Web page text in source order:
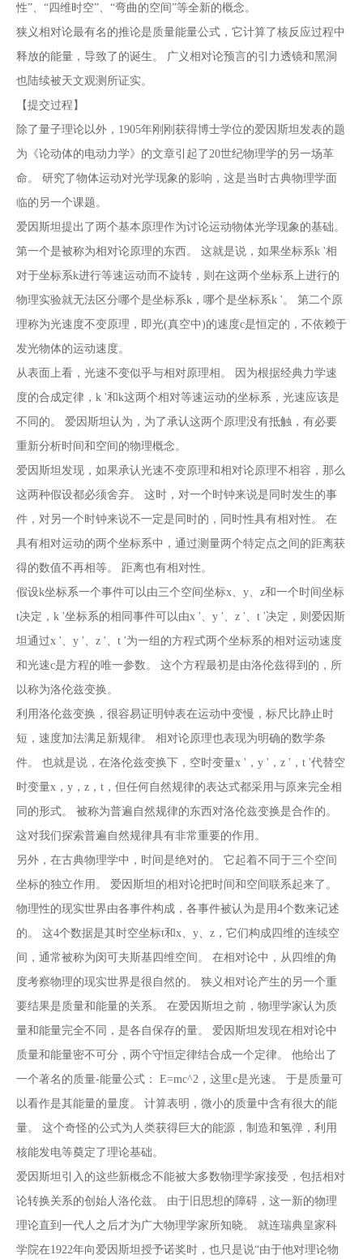
性”、“四维时空”、“弯曲的空间”等全新的概念。
狭义相对论最有名的推论是质量能量公式，它计算了核反应过程中
释放的能量，导致了的诞生。 广义相对论预言的引力透镜和黑洞
也陆续被天文观测所证实。
【提交过程】
除了量子理论以外，1905年刚刚获得博士学位的爱因斯坦发表的题
为《论动体的电动力学》的文章引起了20世纪物理学的另一场革
命。 研究了物体运动对光学现象的影响，这是当时古典物理学面
临的另一个课题。
爱因斯坦提出了两个基本原理作为讨论运动物体光学现象的基础。
第一个是被称为相对论原理的东西。 这就是说，如果坐标系k '相
对于坐标系k进行等速运动而不旋转，则在这两个坐标系上进行的
物理实验就无法区分哪个是坐标系k，哪个是坐标系k '。 第二个原
理称为光速度不变原理，即光(真空中)的速度c是恒定的，不依赖于
发光物体的运动速度。
从表面上看，光速不变似乎与相对原理相。 因为根据经典力学速
度的合成定律，k '和k这两个相对等速运动的坐标系，光速应该是
不同的。 爱因斯坦认为，为了承认这两个原理没有抵触，有必要
重新分析时间和空间的物理概念。
爱因斯坦发现，如果承认光速不变原理和相对论原理不相容，那么
这两种假设都必须舍弃。 这时，对一个时钟来说是同时发生的事
件，对另一个时钟来说不一定是同时的，同时性具有相对性。 在
具有相对运动的两个坐标系中，通过测量两个特定点之间的距离获
得的数值不再相等。 距离也有相对性。
假设k坐标系一个事件可以由三个空间坐标x、y、z和一个时间坐标
t决定，k '坐标系的相同事件可以由x '、y '、z '、t '决定，则爱因斯
坦通过x '、y '、z '、t '为一组的方程式两个坐标系的相对运动速度
和光速c是方程的唯一参数。 这个方程最初是由洛伦兹得到的，所
以称为洛伦兹变换。
利用洛伦兹变换，很容易证明钟表在运动中变慢，标尺比静止时
短，速度加法满足新规律。 相对论原理也表现为明确的数学条
件。 也就是说，在洛伦兹变换下，空时变量x '，y '，z '，t '代替空
时变量x，y，z，t，但任何自然规律的表达式都采用与原来完全相
同的形式。 被称为普遍自然规律的东西对洛伦兹变换是合作的。
这对我们探索普遍自然规律具有非常重要的作用。
另外，在古典物理学中，时间是绝对的。 它起着不同于三个空间
坐标的独立作用。 爱因斯坦的相对论把时间和空间联系起来了。
物理性的现实世界由各事件构成，各事件被认为是用4个数来记述
的。 这4个数据是其时空坐标t和x、y、z，它们构成四维的连续空
间，通常被称为闵可夫斯基四维空间。 在相对论中，从四维的角
度考察物理的现实世界是很自然的。 狭义相对论产生的另一个重
要结果是质量和能量的关系。 在爱因斯坦之前，物理学家认为质
量和能量完全不同，是各自保存的量。 爱因斯坦发现在相对论中
质量和能量密不可分，两个守恒定律结合成一个定律。 他给出了
一个著名的质量-能量公式： E=mc^2，这里c是光速。 于是质量可
以看作是其能量的量度。 计算表明，微小的质量中含有很大的能
量。 这个奇怪的公式为人类获得巨大的能源，制造和氢弹，利用
核能发电等奠定了理论基础。
爱因斯坦引入的这些新概念不能被大多数物理学家接受，包括相对
论转换关系的创始人洛伦兹。 由于旧思想的障碍，这一新的物理
理论直到一代人之后才为广大物理学家所知晓。 就连瑞典皇家科
学院在1922年向爱因斯坦授予诺奖时，也只是说“由于他对理论物